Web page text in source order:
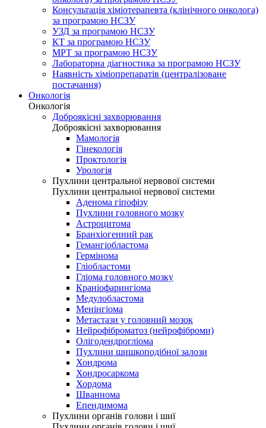
Консультація хіміотерапевта (клінічного онколога)
за програмою НСЗУ
УЗД за програмою НСЗУ
КТ за програмою НСЗУ
МРТ за програмою НСЗУ
Лабораторна діагностика за програмою НСЗУ
Наявність хіміопрепаратів (централізоване
постачання)
Онкологія
Онкологія
Доброякісні захворювання
Доброякісні захворювання
Мамологія
Гінекологія
Проктологія
Урологія
Пухлини центральної нервової системи
Пухлини центральної нервової системи
Аденома гіпофізу
Пухлини головного мозку
Астроцитома
Бранхіогенний рак
Гемангіобластома
Гермінома
Гліобластоми
Гліома головного мозку
Краніофарингіома
Медулобластома
Менінгіома
Метастази у головний мозок
Нейрофіброматоз (нейрофіброми)
Олігодендрогліома
Пухлини шишкоподібної залози
Хондрома
Хондросаркома
Хордома
Шваннома
Епендимома
Пухлини органів голови і шиї